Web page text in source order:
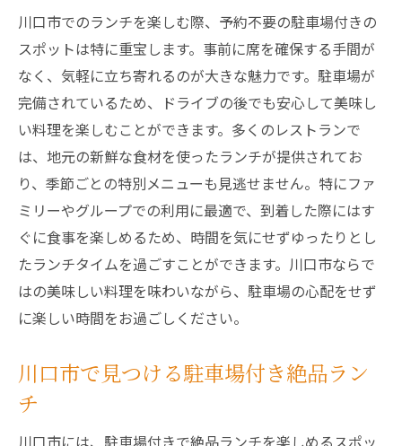
川口市でのランチを楽しむ際、予約不要の駐車場付きの
スポットは特に重宝します。事前に席を確保する手間が
なく、気軽に立ち寄れるのが大きな魅力です。駐車場が
完備されているため、ドライブの後でも安心して美味し
い料理を楽しむことができます。多くのレストランで
は、地元の新鮮な食材を使ったランチが提供されてお
り、季節ごとの特別メニューも見逃せません。特にファ
ミリーやグループでの利用に最適で、到着した際にはす
ぐに食事を楽しめるため、時間を気にせずゆったりとし
たランチタイムを過ごすことができます。川口市ならで
はの美味しい料理を味わいながら、駐車場の心配をせず
に楽しい時間をお過ごしください。
川口市で見つける駐車場付き絶品ラン
チ
川口市には、駐車場付きで絶品ランチを楽しめるスポッ